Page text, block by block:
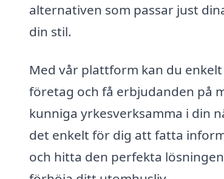
alternativen som passar just
din stil.
Med vår plattform kan du
företag och få erbjudanden på
kunniga yrkesverksamma i din
det enkelt för dig att fatta
och hitta den perfekta